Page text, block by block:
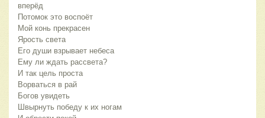
вперёд
Потомок это воспоёт
Мой конь прекрасен
Ярость света
Его души взрывает небеса
Ему ли ждать рассвета?
И так цель проста
Ворваться в рай
Богов увидеть
Швырнуть победу к их ногам